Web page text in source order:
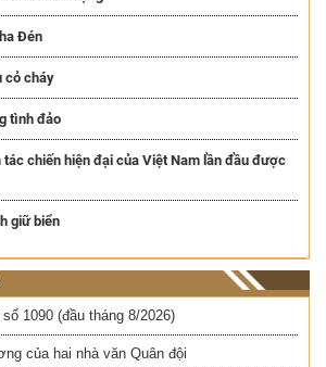
Đén
cỏ cháy
tình đảo
tác chiến hiện đại của Việt Nam lần đầu được
giữ biển
1090 (đầu tháng 8/2026)
của hai nhà văn Quân đội